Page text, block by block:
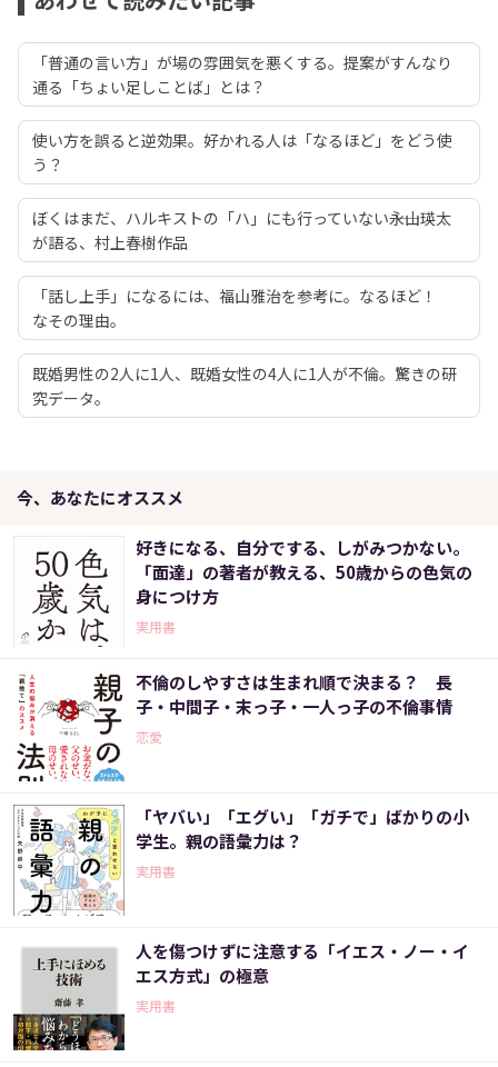
「普通の言い方」が場の雰囲気を悪くする。提案がすんなり
通る「ちょい足しことば」とは？
使い方を誤ると逆効果。好かれる人は「なるほど」をどう使
う？
ぼくはまだ、ハルキストの「ハ」にも行っていない――永山瑛太
が語る、村上春樹作品
「話し上手」になるには、福山雅治を参考に。なるほど！
なその理由。
既婚男性の2人に1人、既婚女性の4人に1人が不倫。驚きの研
究データ。
今、あなたにオススメ
好きになる、自分でする、しがみつかない。
「面達」の著者が教える、50歳からの色気の
身につけ方
実用書
不倫のしやすさは生まれ順で決まる？ 長
子・中間子・末っ子・一人っ子の不倫事情
恋愛
「ヤバい」「エグい」「ガチで」ばかりの小
学生。親の語彙力は？
実用書
人を傷つけずに注意する「イエス・ノー・イ
エス方式」の極意
実用書